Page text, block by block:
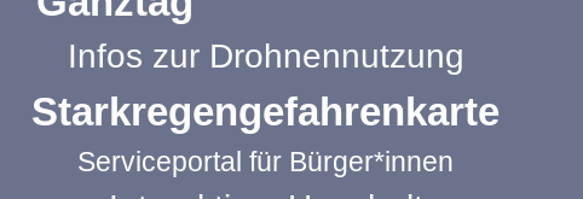
Infos zur Drohnennutzung
Starkregengefahrenkarte
Serviceportal für Bürger*innen